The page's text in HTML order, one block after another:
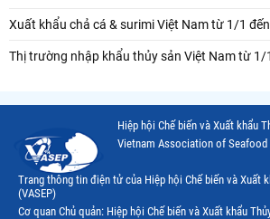
Xuất khẩu chả cá & surimi Việt Nam từ 1/1
Thị trường nhập khẩu thủy sản Việt Nam từ
Hiệp hội Chế biến và Xuất khẩu
Vietnam Association of Seafood
Trang thông tin điện tử của Hiệp hội Chế biến và Xuất
(VASEP)
Cơ quan Chủ quản: Hiệp hội Chế biến và Xuất khẩu